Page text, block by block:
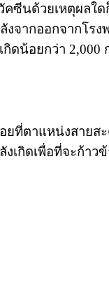
ซีนด้วยเหตุผลใ
งจากออกจากโ
ดน้อยกว่า 2,000
ยที่ตาแหน่งสายส
เกิดเพื่อที่จะก้า